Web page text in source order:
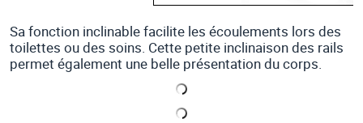
Sa fonction inclinable facilite les écoulements lors des
toilettes ou des soins. Cette petite inclinaison des rails
permet également une belle présentation du corps.